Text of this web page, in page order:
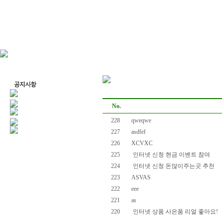
No.
228
qweqwe
227
asdfef
226
XCVXC
225
인터넷 신청 현금 이벤트 참여
224
인터넷 신청 돈많이주는곳 추천
223
ASVAS
222
eee
221
as
220
인터넷 상품 사은품 리얼 좋아요!